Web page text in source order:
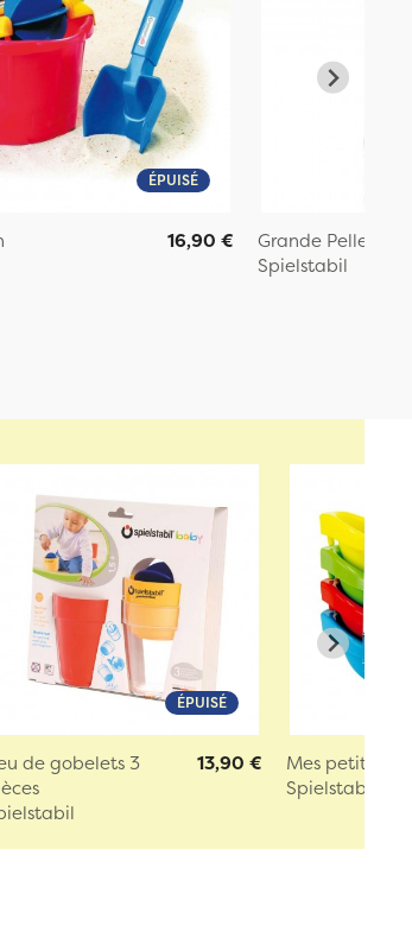
ÉPUISÉ
16,90 €
Grande Pelle de
Spielstabil
ÉPUISÉ
de gobelets 3
13,90 €
Mes petits
Spielstabil